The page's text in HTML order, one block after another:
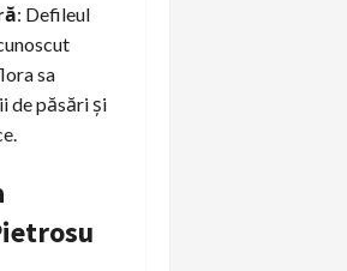
: Defileul
sa
de păsări și